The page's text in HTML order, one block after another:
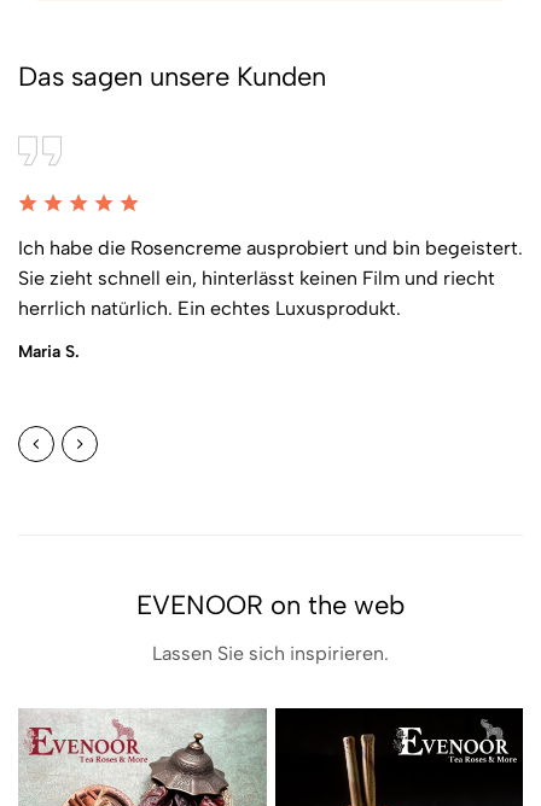
Das sagen unsere Kunden
Ich habe die Rosencreme ausprobiert und bin begeistert.
Sie zieht schnell ein, hinterlässt keinen Film und riecht
herrlich natürlich. Ein echtes Luxusprodukt.
Maria S.
EVENOOR on the web
Lassen Sie sich inspirieren.